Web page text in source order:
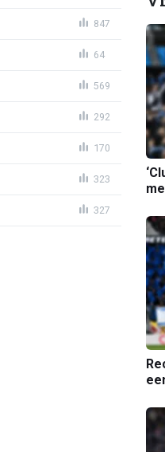
847
64
569
292
170
323
327